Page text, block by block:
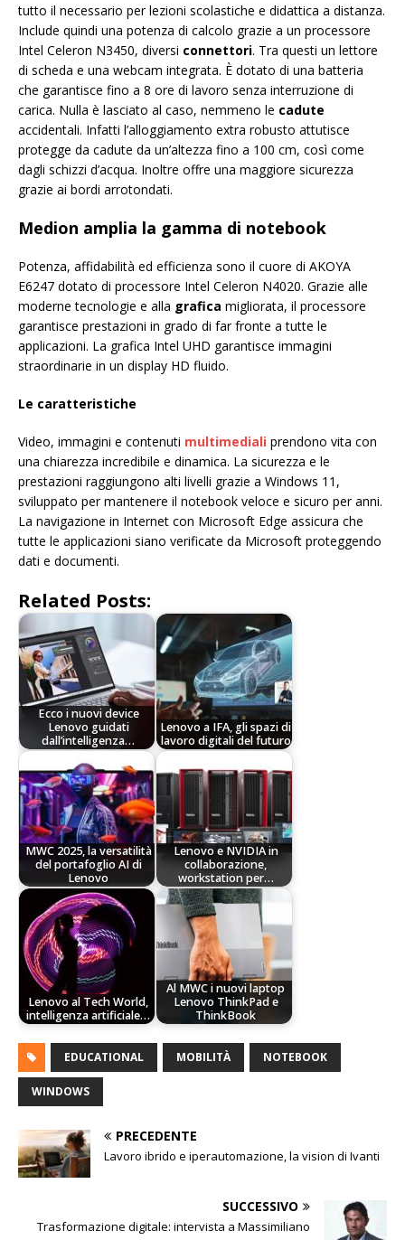
tutto il necessario per lezioni scolastiche e didattica a distanza.
Include quindi una potenza di calcolo grazie a un processore
Intel Celeron N3450, diversi connettori. Tra questi un lettore
di scheda e una webcam integrata. È dotato di una batteria
che garantisce fino a 8 ore di lavoro senza interruzione di
carica. Nulla è lasciato al caso, nemmeno le cadute
accidentali. Infatti l’alloggiamento extra robusto attutisce
protegge da cadute da un’altezza fino a 100 cm, così come
dagli schizzi d’acqua. Inoltre offre una maggiore sicurezza
grazie ai bordi arrotondati.
Medion amplia la gamma di notebook
Potenza, affidabilità ed efficienza sono il cuore di AKOYA
E6247 dotato di processore Intel Celeron N4020. Grazie alle
moderne tecnologie e alla grafica migliorata, il processore
garantisce prestazioni in grado di far fronte a tutte le
applicazioni. La grafica Intel UHD garantisce immagini
straordinarie in un display HD fluido.
Le caratteristiche
Video, immagini e contenuti multimediali prendono vita con
una chiarezza incredibile e dinamica. La sicurezza e le
prestazioni raggiungono alti livelli grazie a Windows 11,
sviluppato per mantenere il notebook veloce e sicuro per anni.
La navigazione in Internet con Microsoft Edge assicura che
tutte le applicazioni siano verificate da Microsoft proteggendo
dati e documenti.
Related Posts:
Ecco i nuovi device
Lenovo guidati
dall’intelligenza…
Lenovo a IFA, gli spazi di
lavoro digitali del futuro
MWC 2025, la versatilità
del portafoglio AI di
Lenovo
Lenovo e NVIDIA in
collaborazione,
workstation per…
Lenovo al Tech World,
intelligenza artificiale…
Al MWC i nuovi laptop
Lenovo ThinkPad e
ThinkBook
EDUCATIONAL MOBILITÀ NOTEBOOK
WINDOWS
PRECEDENTE
Lavoro ibrido e iperautomazione, la vision di Ivanti
SUCCESSIVO
Trasformazione digitale: intervista a Massimiliano